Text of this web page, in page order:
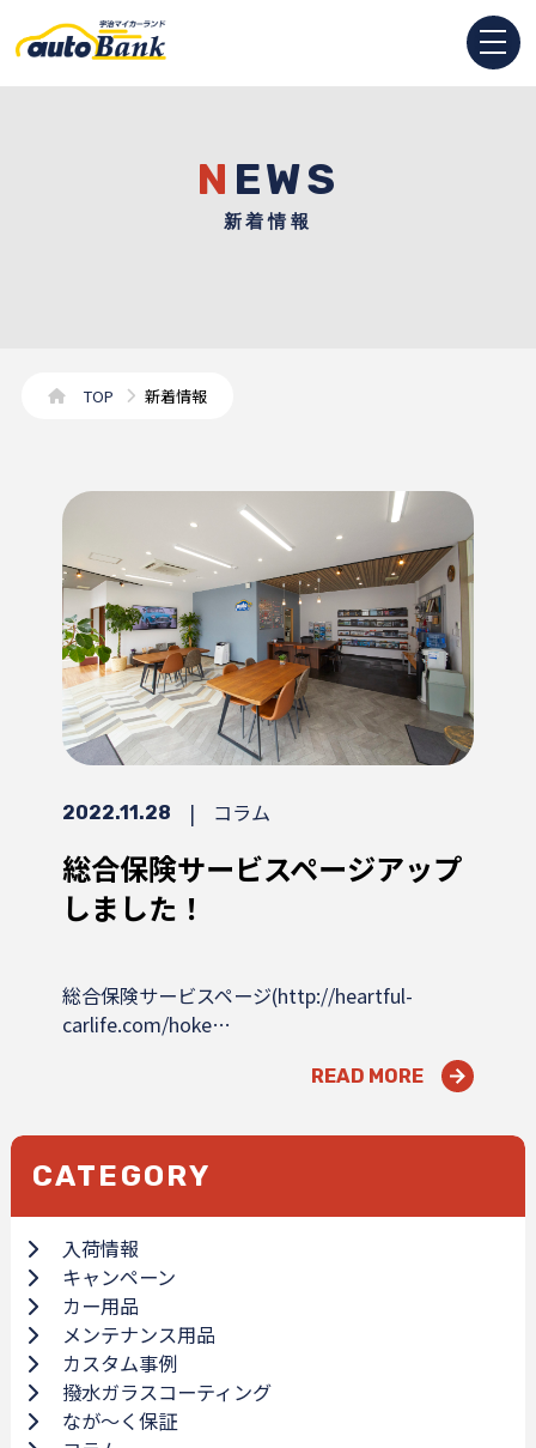
NEWS
新着情報
TOP 新着情報
2022.11.28 | コラム
総合保険サービスページアップ
しました！
総合保険サービスページ(http://heartful-
carlife.com/hoke…
READ MORE
CATEGORY
入荷情報
キャンペーン
カー用品
メンテナンス用品
カスタム事例
撥水ガラスコーティング
なが～く保証